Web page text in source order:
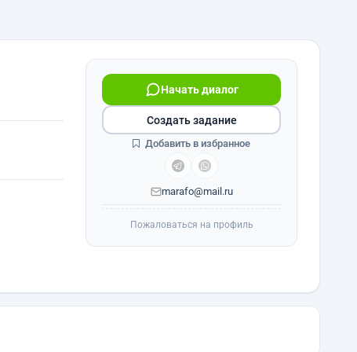
Начать диалог
marafo@mail.ru
Создать задание
Добавить в избранное
Пожаловаться на профиль